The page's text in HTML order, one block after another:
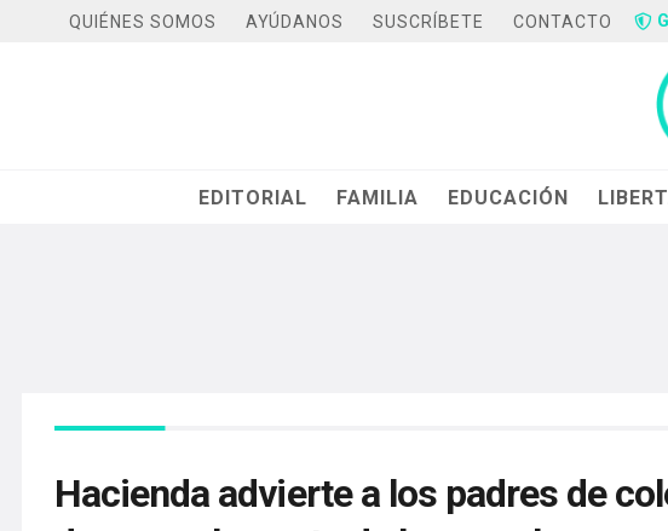
QUIÉNES SOMOS AYÚDANOS SUSCRÍBETE CONTACTO
EDITORIAL FAMILIA EDUCACIÓN
Hacienda advierte a los padres de